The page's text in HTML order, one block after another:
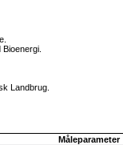
Landbrug.
Måleparameter